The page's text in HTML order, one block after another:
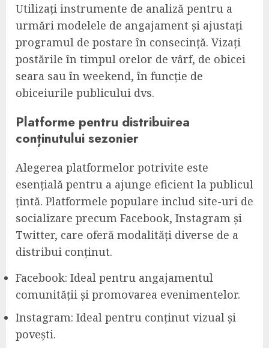
Utilizați instrumente de analiză pentru a
urmări modelele de angajament și ajustați
programul de postare în consecință. Vizați
postările în timpul orelor de vârf, de obicei
seara sau în weekend, în funcție de
obiceiurile publicului dvs.
Platforme pentru distribuirea
conținutului sezonier
Alegerea platformelor potrivite este
esențială pentru a ajunge eficient la publicul
țintă. Platformele populare includ site-uri de
socializare precum Facebook, Instagram și
Twitter, care oferă modalități diverse de a
distribui conținut.
Facebook: Ideal pentru angajamentul
comunității și promovarea evenimentelor.
Instagram: Ideal pentru conținut vizual și
povești.